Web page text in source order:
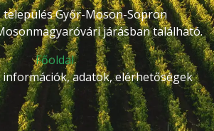
Győr-Moson-Sopron
járásban található.
Főoldal
adatok, elérhetőségek